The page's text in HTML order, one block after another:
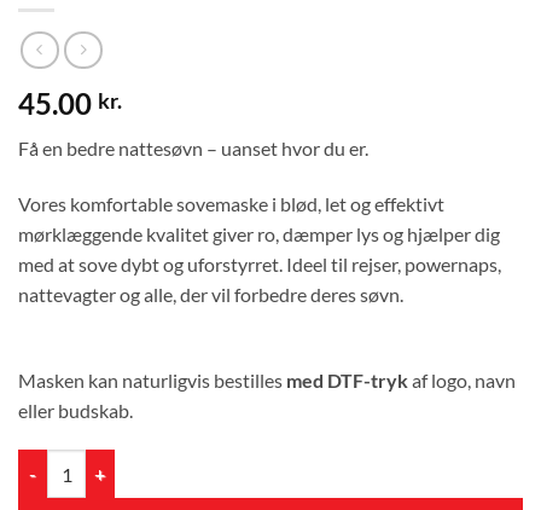
45.00 kr.
Få en bedre nattesøvn – uanset hvor du er.
Vores komfortable sovemaske i blød, let og effektivt
mørklæggende kvalitet giver ro, dæmper lys og hjælper dig
med at sove dybt og uforstyrret. Ideel til rejser, powernaps,
nattevagter og alle, der vil forbedre deres søvn.
Masken kan naturligvis bestilles med DTF-trykaf logo, navn
eller budskab.